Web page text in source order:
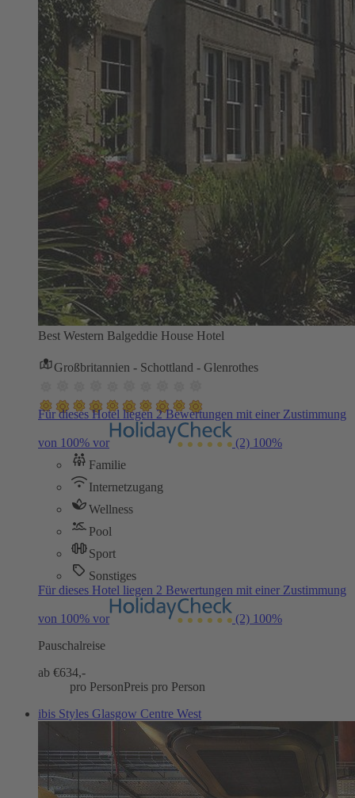
Best Western Balgeddie House Hotel
Großbritannien - Schottland - Glenrothes
Für dieses Hotel liegen 2 Bewertungen mit einer Zustimmung
von 100% vor (2) 100%
Familie
Internetzugang
Wellness
Pool
Sport
Sonstiges
Für dieses Hotel liegen 2 Bewertungen mit einer Zustimmung
von 100% vor (2) 100%
Pauschalreise
ab €634,-
pro PersonPreis pro Person
ibis Styles Glasgow Centre West